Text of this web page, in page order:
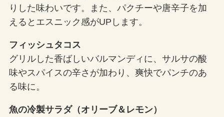
りした味わいです。また、パクチーや唐辛子を加
えるとエスニック感がUPします。
フィッシュタコス
グリルした香ばしいバルマンディに、サルサの酸
味やスパイスの辛さが加わり、爽快でパンチのあ
る味に。
魚の冷製サラダ（オリーブ＆レモン）